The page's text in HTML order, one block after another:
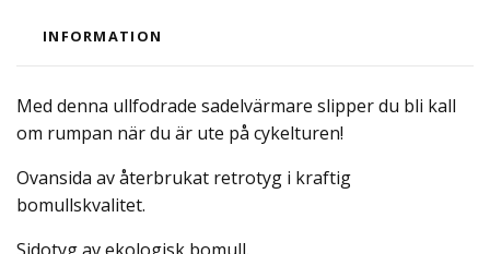
INFORMATION
Med denna ullfodrade sadelvärmare slipper du bli kall
om rumpan när du är ute på cykelturen!
Ovansida av återbrukat retrotyg i kraftig
bomullskvalitet.